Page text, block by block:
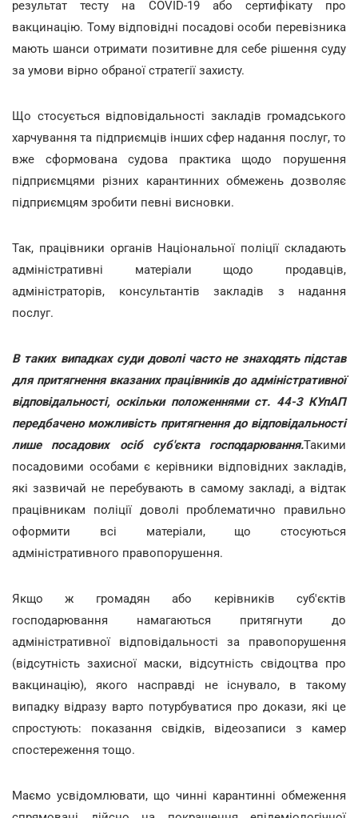
результат тесту на COVID-19 або сертифікату про
вакцинацію. Тому відповідні посадові особи перевізника
мають шанси отримати позитивне для себе рішення суду
за умови вірно обраної стратегії захисту.
Що стосується відповідальності закладів громадського
харчування та підприємців інших сфер надання послуг, то
вже сформована судова практика щодо порушення
підприємцями різних карантинних обмежень дозволяє
підприємцям зробити певні висновки.
Так, працівники органів Національної поліції складають
адміністративні матеріали щодо продавців,
адміністраторів, консультантів закладів з надання
послуг.
В таких випадках суди доволі часто не знаходять підстав
для притягнення вказаних працівників до адміністративної
відповідальності, оскільки положеннями ст. 44-3 КУпАП
передбачено можливість притягнення до відповідальності
лише посадових осіб суб'єкта господарювання.Такими
посадовими особами є керівники відповідних закладів,
які зазвичай не перебувають в самому закладі, а відтак
працівникам поліції доволі проблематично правильно
оформити всі матеріали, що стосуються
адміністративного правопорушення.
Якщо ж громадян або керівників суб'єктів
господарювання намагаються притягнути до
адміністративної відповідальності за правопорушення
(відсутність захисної маски, відсутність свідоцтва про
вакцинацію), якого насправді не існувало, в такому
випадку відразу варто потурбуватися про докази, які це
спростують: показання свідків, відеозаписи з камер
спостереження тощо.
Маємо усвідомлювати, що чинні карантинні обмеження